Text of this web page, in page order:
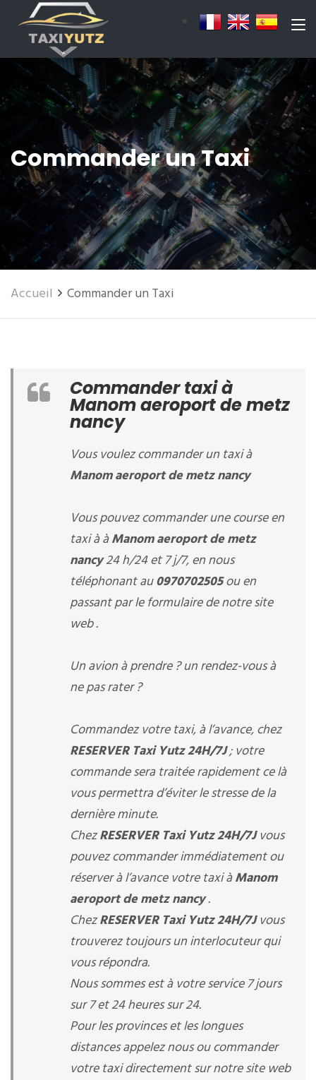
Commander un Taxi
Accueil Commander un Taxi
Commander taxi à
Manom aeroport de metz
nancy
Vous voulez commander un taxi à
Manom aeroport de metz nancy
Vous pouvez commander une course en
taxi à àManom aeroport de metz
nancy24 h/24 et 7 j/7, en nous
téléphonant au0970702505ou en
passant par le formulaire de notre site
web .
Un avion à prendre ? un rendez-vous à
ne pas rater ?
Commandez votre taxi, à l’avance, chez
RESERVER Taxi Yutz 24H/7J; votre
commande sera traitée rapidement ce là
vous permettra d’éviter le stresse de la
dernière minute.
ChezRESERVER Taxi Yutz 24H/7Jvous
pouvez commander immédiatement ou
réserver à l’avance votre taxi àManom
aeroport de metz nancy.
ChezRESERVER Taxi Yutz 24H/7Jvous
trouverez toujours un interlocuteur qui
vous répondra.
Nous sommes est à votre service 7 jours
sur 7 et 24 heures sur 24.
Pour les provinces et les longues
distances appelez nous ou commander
votre taxi directement sur notre site web